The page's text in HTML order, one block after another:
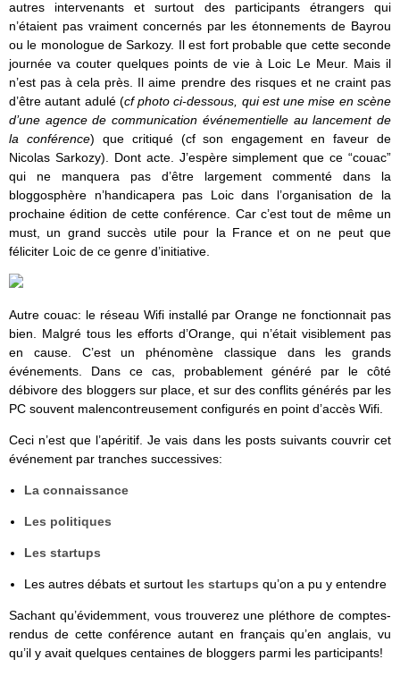
autres intervenants et surtout des participants étrangers qui
n’étaient pas vraiment concernés par les étonnements de Bayrou
ou le monologue de Sarkozy. Il est fort probable que cette seconde
journée va couter quelques points de vie à Loic Le Meur. Mais il
n’est pas à cela près. Il aime prendre des risques et ne craint pas
d’être autant adulé (cf photo ci-dessous, qui est une mise en scène
d’une agence de communication événementielle au lancement de
la conférence) que critiqué (cf son engagement en faveur de
Nicolas Sarkozy). Dont acte. J’espère simplement que ce “couac”
qui ne manquera pas d’être largement commenté dans la
bloggosphère n’handicapera pas Loic dans l’organisation de la
prochaine édition de cette conférence. Car c’est tout de même un
must, un grand succès utile pour la France et on ne peut que
féliciter Loic de ce genre d’initiative.
Autre couac: le réseau Wifi installé par Orange ne fonctionnait pas
bien. Malgré tous les efforts d’Orange, qui n’était visiblement pas
en cause. C’est un phénomène classique dans les grands
événements. Dans ce cas, probablement généré par le côté
débivore des bloggers sur place, et sur des conflits générés par les
PC souvent malencontreusement configurés en point d’accès Wifi.
Ceci n’est que l’apéritif. Je vais dans les posts suivants couvrir cet
événement par tranches successives:
La connaissance
Les politiques
Les startups
Les autres débats et surtout les startups qu’on a pu y entendre
Sachant qu’évidemment, vous trouverez une pléthore de comptes-
rendus de cette conférence autant en français qu’en anglais, vu
qu’il y avait quelques centaines de bloggers parmi les participants!